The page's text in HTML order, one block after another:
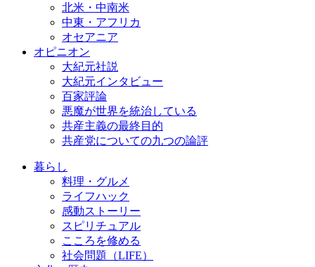
北米・中南米
中東・アフリカ
オセアニア
オピニオン
大紀元社説
大紀元インタビュー
百家評論
悪魔が世界を統治している
共産主義の最終目的
共産党についての九つの論評
暮らし
料理・グルメ
ライフハック
感動ストーリー
スピリチュアル
こころを修める
社会問題（LIFE）